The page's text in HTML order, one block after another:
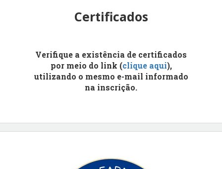
Certificados
Verifique a existência de certificados
por meio do link (clique aqui),
utilizando o mesmo e-mail informado
na inscrição.